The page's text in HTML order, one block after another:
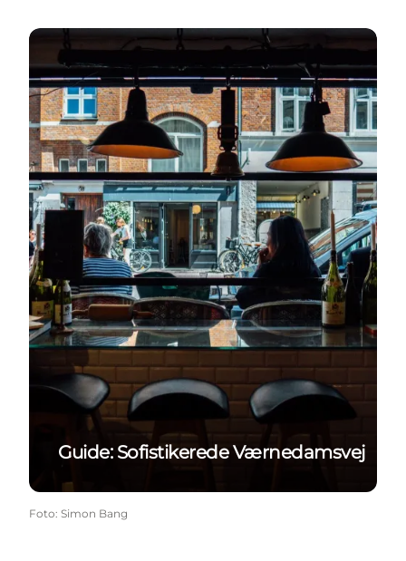
Guide: Sofistikerede Værnedamsvej
Guide: Sofistikerede Værnedamsvej
Foto: Simon Bang